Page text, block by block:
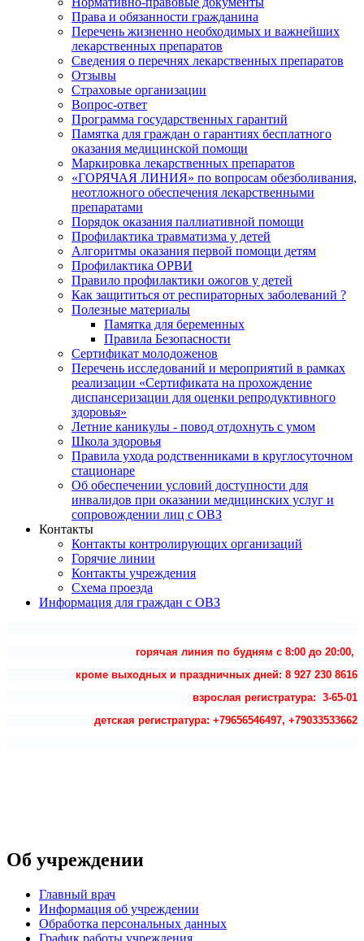
Права и обязанности гражданина
Перечень жизненно необходимых и важнейших
лекарственных препаратов
Сведения о перечнях лекарственных препаратов
Отзывы
Страховые организации
Вопрос-ответ
Программа государственных гарантий
Памятка для граждан о гарантиях бесплатного
оказания медицинской помощи
Маркировка лекарственных препаратов
«ГОРЯЧАЯ ЛИНИЯ» по вопросам обезболивания,
неотложного обеспечения лекарственными
препаратами
Порядок оказания паллиативной помощи
Профилактика травматизма у детей
Алгоритмы оказания первой помощи детям
Профилактика ОРВИ
Правило профилактики ожогов у детей
Как защититься от респираторных заболеваний ?
Полезные материалы
Памятка для беременных
Правила Безопасности
Сертификат молодоженов
Перечень исследований и мероприятий в рамках
реализации «Сертификата на прохождение
диспансеризации для оценки репродуктивного
здоровья»
Летние каникулы - повод отдохнуть с умом
Школа здоровья
Правила ухода родственниками в круглосуточном
стационаре
Об обеспечении условий доступности для
инвалидов при оказании медицинских услуг и
сопровождении лиц с ОВЗ
Контакты
Контакты контролирующих организаций
Горячие линии
Контакты учреждения
Схема проезда
Информация для граждан с ОВЗ
горячая линия по будням с 8:00 до 20:00,
кроме выходных и праздничных дней: 8 927 230 8616
взрослая регистратура: 3-65-01
детская регистратура: +79656546497, +79033533662
Об учреждении
Главный врач
Информация об учреждении
Обработка персональных данных
График работы учреждения